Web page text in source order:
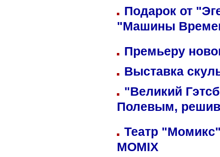
Подарок от
"Машины
Премьеру
Выставка
"Великий
Полевым,
Театр
MOMIX